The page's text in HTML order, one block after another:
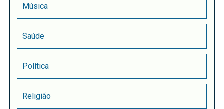
Música
Saúde
Política
Religião